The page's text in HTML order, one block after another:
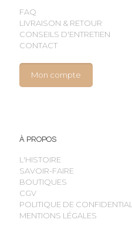
FAQ
LIVRAISON & RETOUR
CONSEILS D'ENTRETIEN
CONTACT
Mon compte
À PROPOS
L'HISTOIRE
SAVOIR-FAIRE
BOUTIQUES
CGV
POLITIQUE DE
MENTIONS LÉGALES